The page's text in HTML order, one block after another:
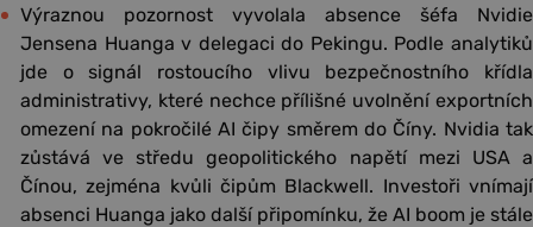
Výraznou pozornost vyvolala absence šéfa Nvidie
Jensena Huanga v delegaci do Pekingu. Podle analytiků
jde o signál rostoucího vlivu bezpečnostního křídla
administrativy, které nechce přílišné uvolnění exportních
omezení na pokročilé AI čipy směrem do Číny. Nvidia tak
zůstává ve středu geopolitického napětí mezi USA a
Čínou, zejména kvůli čipům Blackwell. Investoři vnímají
absenci Huanga jako další připomínku, že AI boom je stále